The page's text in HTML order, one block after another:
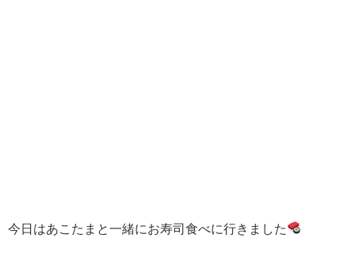
今日はあこたまと一緒にお寿司食べに行きました